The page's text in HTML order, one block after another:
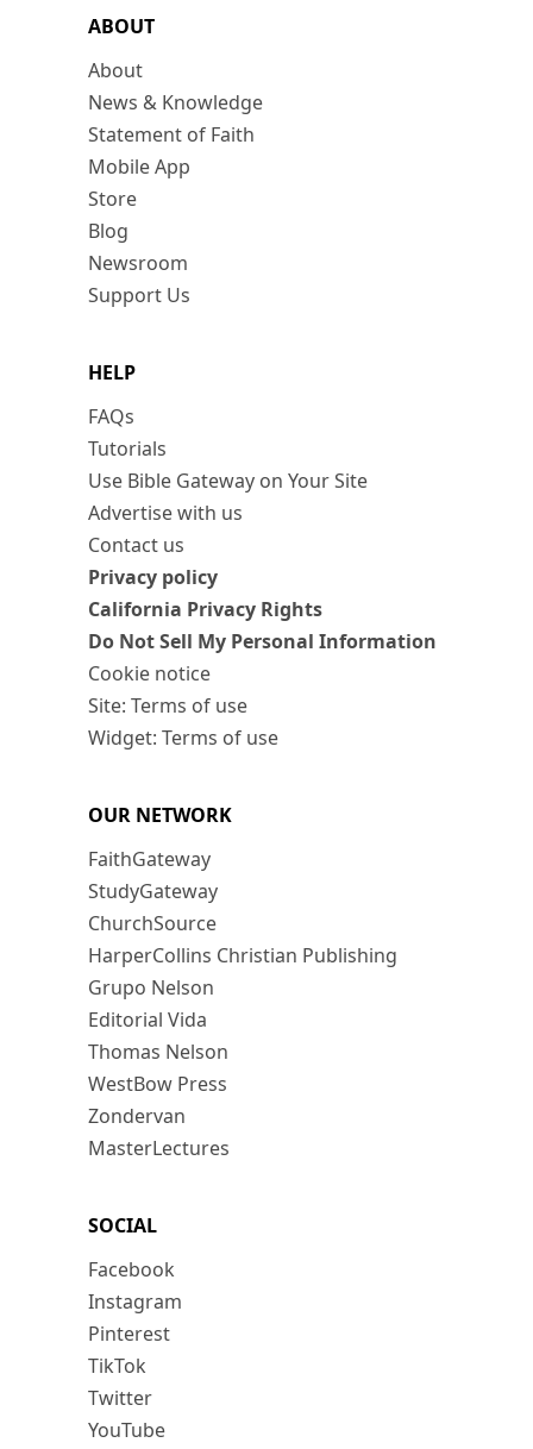
ABOUT
About
News & Knowledge
Statement of Faith
Mobile App
Store
Blog
Newsroom
Support Us
HELP
FAQs
Tutorials
Use Bible Gateway on Your Site
Advertise with us
Contact us
Privacy policy
California Privacy Rights
Do Not Sell My Personal Information
Cookie notice
Site: Terms of use
Widget: Terms of use
OUR NETWORK
FaithGateway
StudyGateway
ChurchSource
HarperCollins Christian Publishing
Grupo Nelson
Editorial Vida
Thomas Nelson
WestBow Press
Zondervan
MasterLectures
SOCIAL
Facebook
Instagram
Pinterest
TikTok
Twitter
YouTube